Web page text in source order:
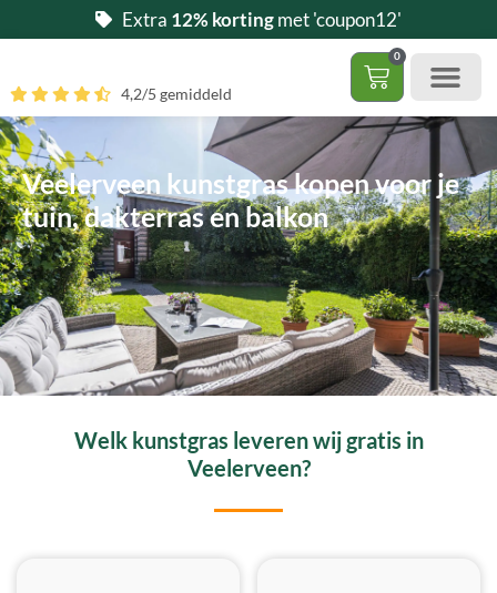
naar
inhoud
Extra 12% kortingmet 'coupon12'
0
4,2/5 gemiddeld
Veelerveen kunstgras kopen voor je
tuin, dakterras en balkon
Welk kunstgras leveren wij gratis in
Veelerveen?